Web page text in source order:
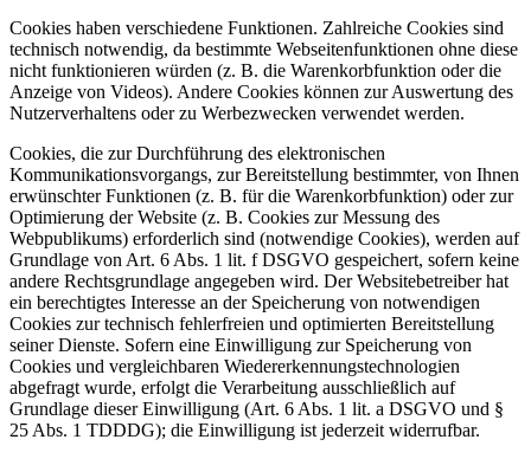
Cookies haben verschiedene Funktionen. Zahlreiche Cookies sind
technisch notwendig, da bestimmte Webseitenfunktionen ohne diese
nicht funktionieren würden (z. B. die Warenkorbfunktion oder die
Anzeige von Videos). Andere Cookies können zur Auswertung des
Nutzerverhaltens oder zu Werbezwecken verwendet werden.
Cookies, die zur Durchführung des elektronischen
Kommunikationsvorgangs, zur Bereitstellung bestimmter, von Ihnen
erwünschter Funktionen (z. B. für die Warenkorbfunktion) oder zur
Optimierung der Website (z. B. Cookies zur Messung des
Webpublikums) erforderlich sind (notwendige Cookies), werden auf
Grundlage von Art. 6 Abs. 1 lit. f DSGVO gespeichert, sofern keine
andere Rechtsgrundlage angegeben wird. Der Websitebetreiber hat
ein berechtigtes Interesse an der Speicherung von notwendigen
Cookies zur technisch fehlerfreien und optimierten Bereitstellung
seiner Dienste. Sofern eine Einwilligung zur Speicherung von
Cookies und vergleichbaren Wiedererkennungstechnologien
abgefragt wurde, erfolgt die Verarbeitung ausschließlich auf
Grundlage dieser Einwilligung (Art. 6 Abs. 1 lit. a DSGVO und §
25 Abs. 1 TDDDG); die Einwilligung ist jederzeit widerrufbar.